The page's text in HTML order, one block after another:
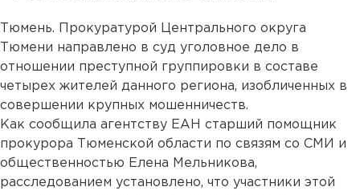
Тюмень. Прокуратурой Центрального округа
Тюмени направлено в суд уголовное дело в
отношении преступной группировки в составе
четырех жителей данного региона, изобличенных в
совершении крупных мошенничеств.
Как сообщила агентству ЕАН старший помощник
прокурора Тюменской области по связям со СМИ и
общественностью Елена Мельникова,
расследованием установлено, что участники этой